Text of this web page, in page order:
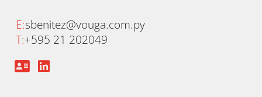
E:sbenitez@vouga.com.py
T:+595 21 202049